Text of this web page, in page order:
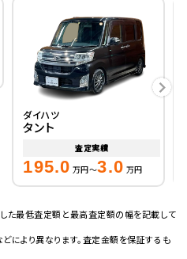
ダイハツ
タント
査定実績
195.0 万円～3.0 万円
た最低査定額と最高査定額の幅を記載して
より異なります。査定金額を保証するも